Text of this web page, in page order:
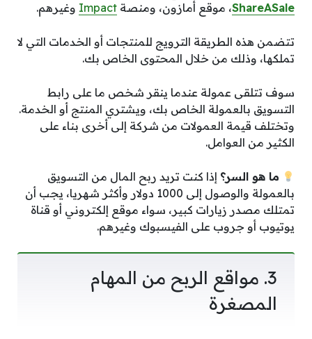
ShareASale، موقع أمازون، ومنصة Impact وغيرهم.
تتضمن هذه الطريقة الترويج للمنتجات أو الخدمات التي لا
تملكها، وذلك من خلال المحتوى الخاص بك.
سوف تتلقى عمولة عندما ينقر شخص ما على رابط
التسويق بالعمولة الخاص بك، ويشتري المنتج أو الخدمة.
وتختلف قيمة العمولات من شركة إلى أخرى بناء على
الكثير من العوامل.
ما هو السر؟ إذا كنت تريد ربح المال من التسويق
بالعمولة والوصول إلى 1000 دولار وأكثر شهريا، يجب أن
تمتلك مصدر زيارات كبير، سواء موقع إلكتروني أو قناة
يوتيوب أو جروب على الفيسبوك وغيرهم.
3. مواقع الربح من المهام
المصغرة